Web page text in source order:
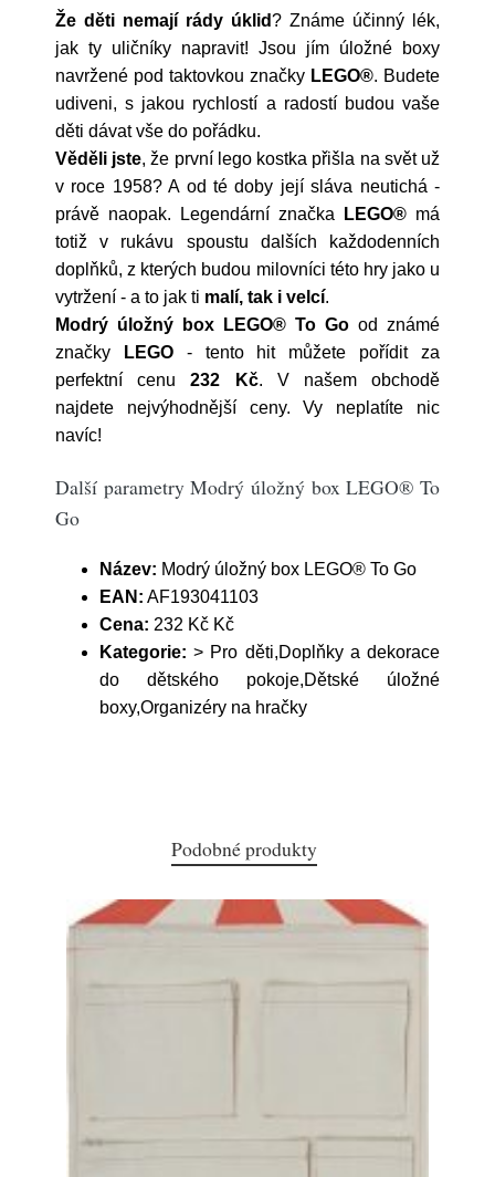
Že děti nemají rády úklid? Známe účinný lék,
jak ty uličníky napravit! Jsou jím úložné boxy
navržené pod taktovkou značky LEGO®. Budete
udiveni, s jakou rychlostí a radostí budou vaše
děti dávat vše do pořádku.
Věděli jste, že první lego kostka přišla na svět už
v roce 1958? A od té doby její sláva neutichá -
právě naopak. Legendární značka
LEGO® má
totiž v rukávu spoustu dalších každodenních
doplňků, z kterých budou milovníci této hry jako u
vytržení - a to jak ti malí, tak i velcí.
Modrý úložný box LEGO® To Go od známé
značky
LEGO- tento hit můžete pořídit za
perfektní cenu232 Kč. V našem obchodě
najdete nejvýhodnější ceny. Vy neplatíte nic
navíc!
Další parametry Modrý úložný box LEGO® To
Go
Název: Modrý úložný box LEGO® To Go
EAN: AF193041103
Cena: 232 Kč Kč
Kategorie: > Pro děti,Doplňky a dekorace
do dětského pokoje,Dětské úložné
boxy,Organizéry na hračky
Podobné produkty